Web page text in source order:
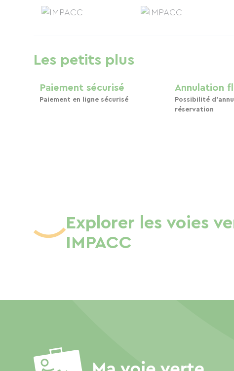
Les petits plus
Paiement sécurisé
Paiement en ligne sécurisé
Annulation
Possibilité
réservation
Explorer les voies
IMPACC